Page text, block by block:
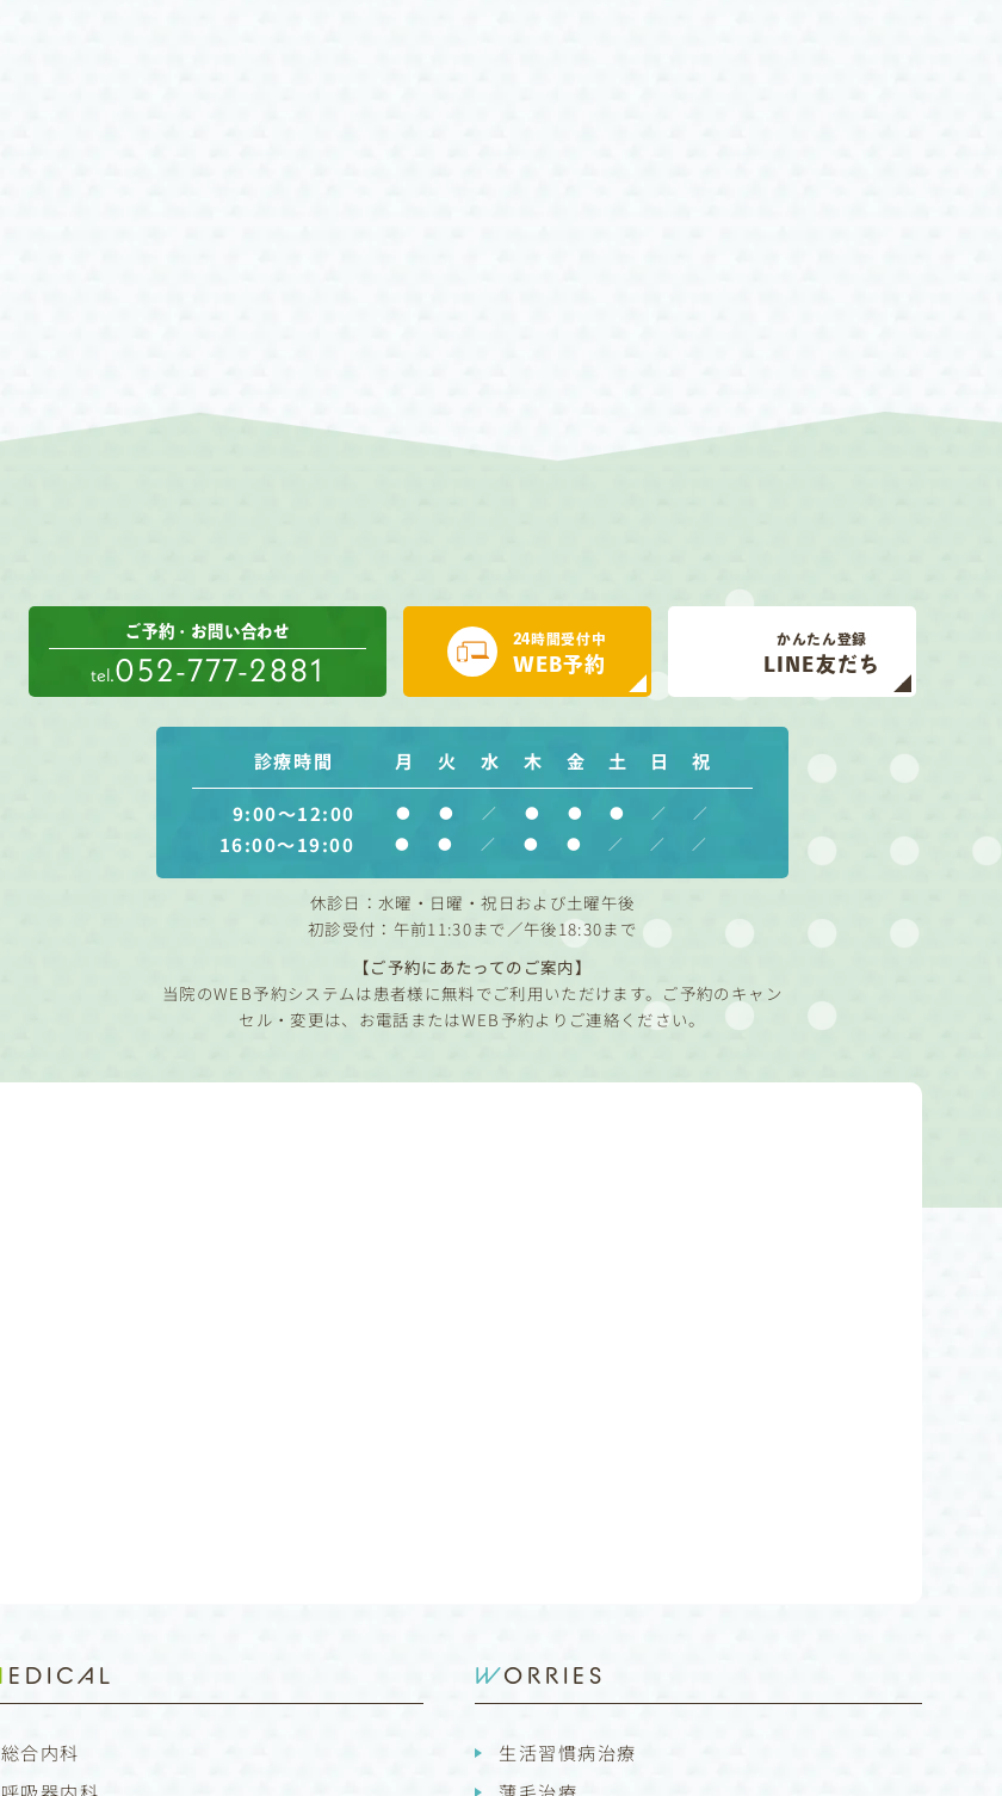
ご予約・お問い合わせ
tel.052-777-2881
24時間受付中
WEB予約
かんたん登録
LINE友だち
診療時間 月 火 水 木 金 土 日
祝
9:00～12:00
● ● ／ ● ● ● ／ ／
16:00～19:00 ● ● ／ ● ● ／ ／ ／
休診日：水曜・日曜・祝日および土曜午後
初診受付：午前11:30まで／午後18:30まで
【ご予約にあたってのご案内】
当院のWEB予約システムは患者様に無料でご利用いただけます。ご予約のキャン
セル・変更は、お電話またはWEB予約よりご連絡ください。
MEDICAL
総合内科
WORRIES
生活習慣病治療